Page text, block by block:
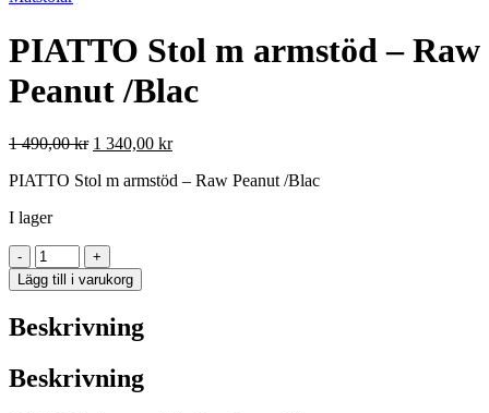
PIATTO Stol m armstöd – Raw
Peanut /Blac
1 490,00kr Det
priset
1 340,00 krDet
priset
PIATTO Stol m armstöd – Raw Peanut /Blac
I lager
-
PIATTO
Stol
m
-
Peanut
/Blac
+
Lägg till i varukorg
Beskrivning
Beskrivning